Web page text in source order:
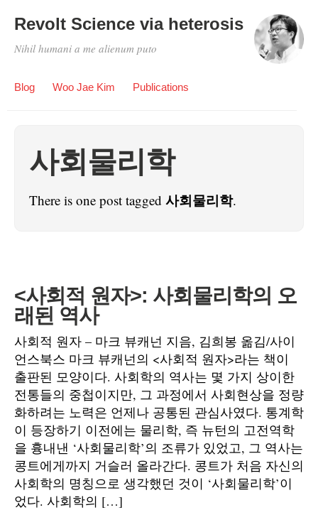
Revolt Science via heterosis
Nihil humani a me alienum puto
Blog Woo Jae Kim Publications
사회물리학
There is one post tagged 사회물리학.
<사회적 원자>: 사회물리학의 오
래된 역사
사회적 원자 – 마크 뷰캐넌 지음, 김희봉 옮김/사이
언스북스 마크 뷰캐넌의 <사회적 원자>라는 책이
출판된 모양이다. 사회학의 역사는 몇 가지 상이한
전통들의 중첩이지만, 그 과정에서 사회현상을 정량
화하려는 노력은 언제나 공통된 관심사였다. 통계학
이 등장하기 이전에는 물리학, 즉 뉴턴의 고전역학
을 흉내낸 ‘사회물리학’의 조류가 있었고, 그 역사는
콩트에게까지 거슬러 올라간다. 콩트가 처음 자신의
사회학의 명칭으로 생각했던 것이 ‘사회물리학’이
었다. 사회학의 […]